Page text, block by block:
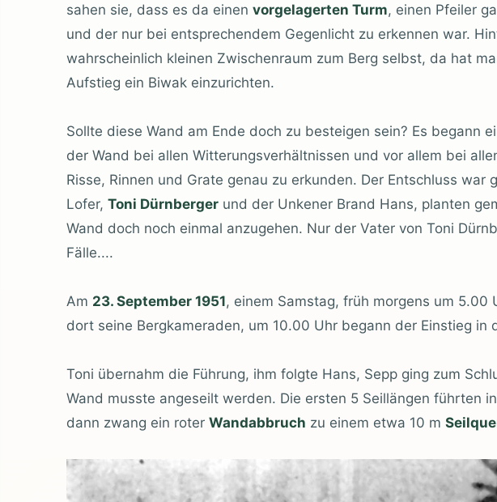
sahen sie, dass es da einen vorgelagerten Turm, einen Pfeiler
und der nur bei entsprechendem Gegenlicht zu erkennen war.
wahrscheinlich kleinen Zwischenraum zum Berg selbst, da hat
Aufstieg ein Biwak einzurichten.
Sollte diese Wand am Ende doch zu besteigen sein? Es begann
der Wand bei allen Witterungsverhältnissen und vor allem bei
Risse, Rinnen und Grate genau zu erkunden. Der Entschluss war
Lofer, Toni Dürnberger und der Unkener Brand Hans, planten
Wand doch noch einmal anzugehen. Nur der Vater von Toni
Fälle....
Am 23. September 1951, einem Samstag, früh morgens um 5.00
dort seine Bergkameraden, um 10.00 Uhr begann der Einstieg in
Toni übernahm die Führung, ihm folgte Hans, Sepp ging zum
Wand musste angeseilt werden. Die ersten 5 Seillängen führten
dann zwang ein roter Wandabbruch zu einem etwa 10 m